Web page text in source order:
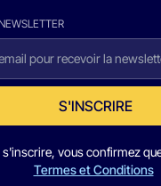
S'INSCRIRE
s'inscrire, vous confirmez
Termes et Conditions